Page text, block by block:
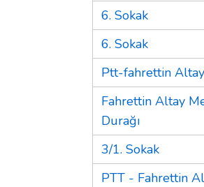
6. Sokak
6. Sokak
Ptt-fahrettin
Fahrettin Altay
Durağı
3/1. Sokak
PTT - Fahrettin